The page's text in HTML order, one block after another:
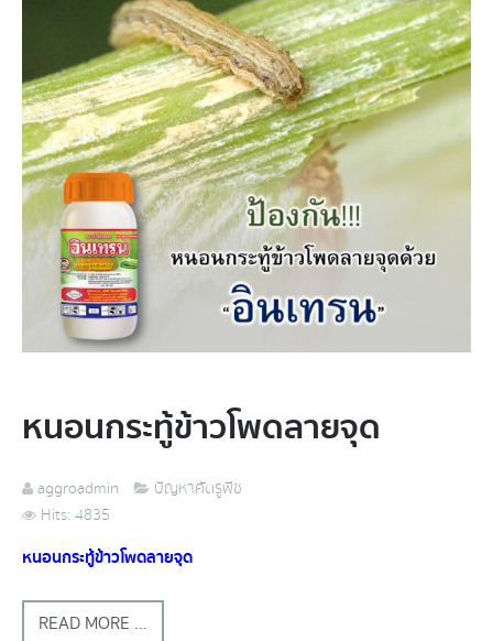
หนอนกระทู้​ข้าวโพด​ลา​ยจุด​
aggroadmin
ปัญหาศัตรูพืช
Hits: 4835
หนอนกระทู้​ข้าวโพด​ลา​ยจุด​
READ MORE ...